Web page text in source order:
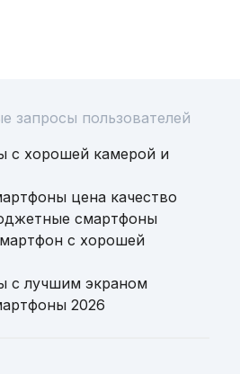
запросы пользователей
с хорошей камерой и
цена качество
смартфоны
с хорошей
с лучшим экраном
2026